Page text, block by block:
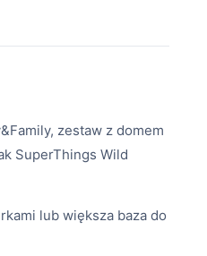
zestaw z domem
SuperThings Wild
lub większa baza do